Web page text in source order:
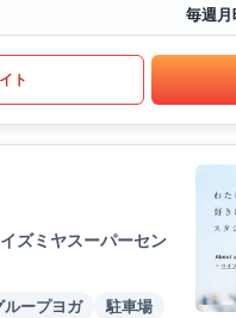
毎週月
ト
ズミヤスーパーセン
ループヨガ
駐車場